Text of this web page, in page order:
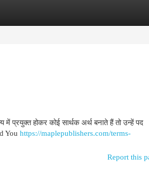
में प्रयुक्त होकर कोई सार्थक अर्थ बनाते हैं तो उन्हें पद
You https://maplepublishers.com/terms-
Report this